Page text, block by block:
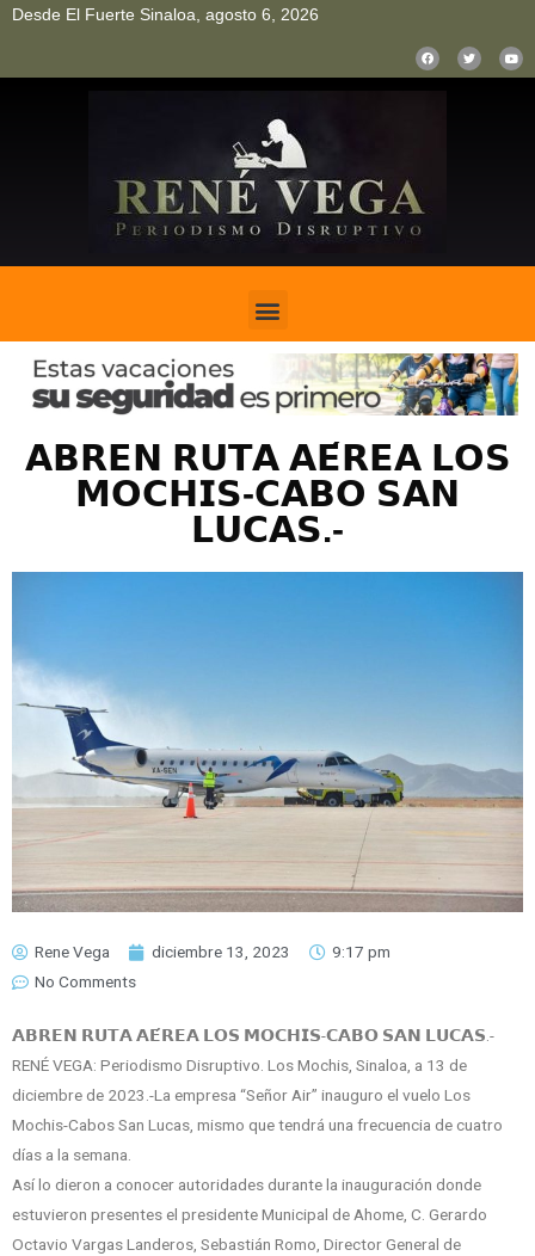
Desde El Fuerte Sinaloa, agosto 6, 2026
𝗔𝗕𝗥𝗘𝗡 𝗥𝗨𝗧𝗔 𝗔𝗘́𝗥𝗘𝗔 𝗟𝗢𝗦
𝗠𝗢𝗖𝗛𝗜𝗦-𝗖𝗔𝗕𝗢 𝗦𝗔𝗡
𝗟𝗨𝗖𝗔𝗦.-
Rene Vega diciembre 13, 2023
9:17 pm
No Comments
𝗔𝗕𝗥𝗘𝗡 𝗥𝗨𝗧𝗔 𝗔𝗘́𝗥𝗘𝗔 𝗟𝗢𝗦 𝗠𝗢𝗖𝗛𝗜𝗦-𝗖𝗔𝗕𝗢 𝗦𝗔𝗡 𝗟𝗨𝗖𝗔𝗦.-
RENÉ VEGA: Periodismo Disruptivo. Los Mochis, Sinaloa, a 13 de
diciembre de 2023.-La empresa “Señor Air” inauguro el vuelo Los
Mochis-Cabos San Lucas, mismo que tendrá una frecuencia de cuatro
días a la semana.
Así lo dieron a conocer autoridades durante la inauguración donde
estuvieron presentes el presidente Municipal de Ahome, C. Gerardo
Octavio Vargas Landeros, Sebastián Romo, Director General de